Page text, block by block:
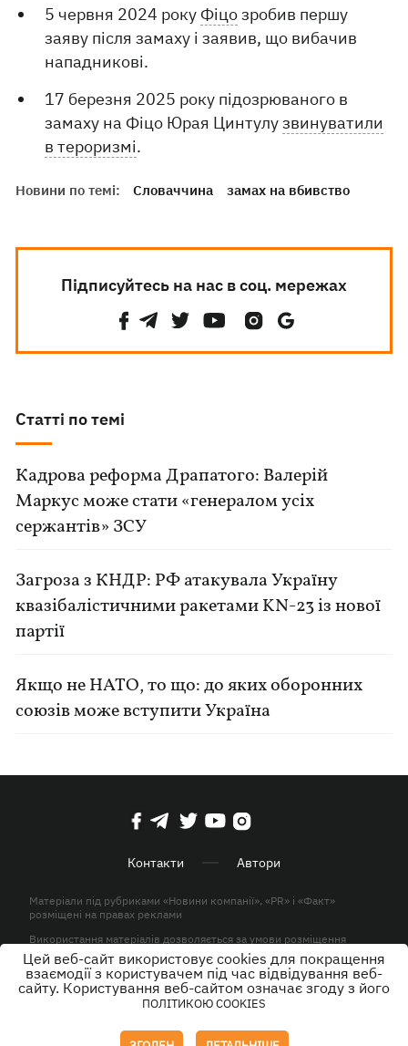
5 червня 2024 року Фіцозробив першу
заяву після замаху і заявив, що вибачив
нападникові.
17 березня 2025 року підозрюваного в
замаху на Фіцо Юрая Цинтулузвинуватили
в тероризмі.
Новини по темі: Словаччина замах на вбивство
Підписуйтесь на нас в соц. мережах
Статті по темі
Кадрова реформа Драпатого: Валерій
Маркус може стати «генералом усіх
сержантів» ЗСУ
Загроза з КНДР: РФ атакувала Україну
квазібалістичними ракетами KN-23 із нової
партії
Якщо не НАТО, то що: до яких оборонних
союзів може вступити Україна
Контакти Автори
Матеріали під рубриками «Новини компанії», «PR» і «Факт»
розміщені на правах реклами
Використання матеріалів дозволяється за умови розміщення
активного гіперпосилання на KP.UA в першому абзаці.
© ТОВ «ЮЛАВ МЕДІА» 2026. Всі права захищені.
Цей веб-сайт використовує cookies для покращення
взаємодії з користувачем під час відвідування веб-
сайту. Користування веб-сайтом означає згоду з його
ПОЛІТИКОЮ COOKIES